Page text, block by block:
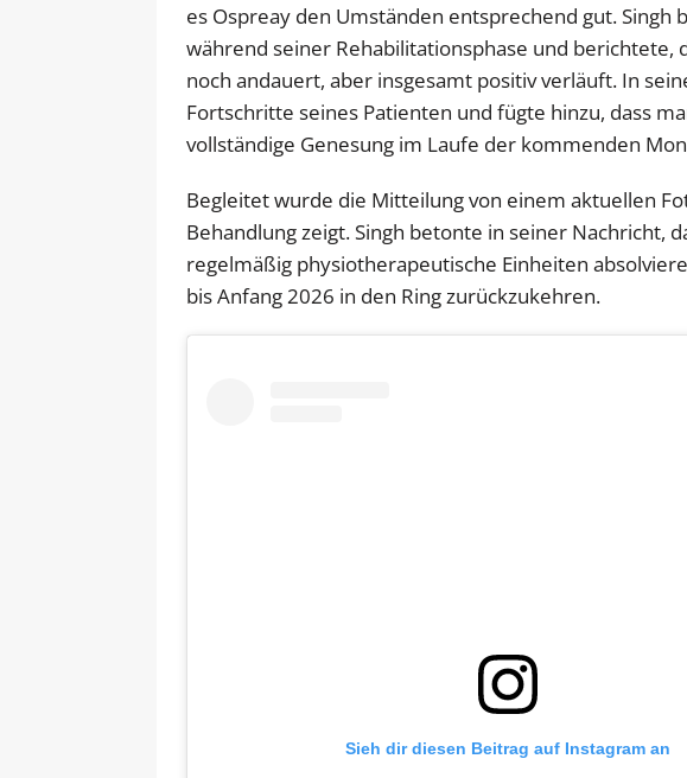
es Ospreay den Umständen entsprechend gut.
während seiner Rehabilitationsphase und berichtete,
noch andauert, aber insgesamt positiv verläuft. In
Fortschritte seines Patienten und fügte hinzu, dass
vollständige Genesung im Laufe der kommenden
Begleitet wurde die Mitteilung von einem aktuellen
Behandlung zeigt. Singh betonte in seiner Nachricht,
regelmäßig physiotherapeutische Einheiten
bis Anfang 2026 in den Ring zurückzukehren.
Sieh dir diesen Beitrag auf Instagram an